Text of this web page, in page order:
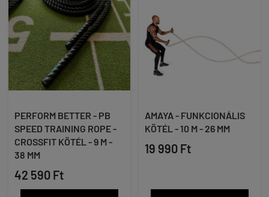
PERFORM BETTER - PB
SPEED TRAINING ROPE -
CROSSFIT KÖTÉL - 9 M -
38 MM
42 590 Ft
AMAYA - FUNKCIONÁLIS
KÖTÉL - 10 M - 26 MM
19 990 Ft